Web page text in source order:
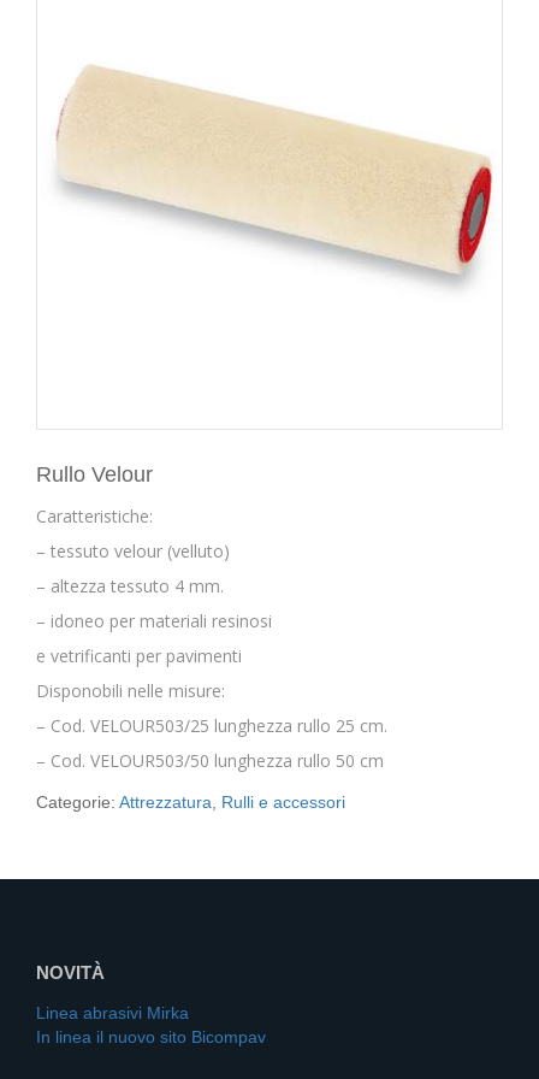
Rullo Velour
Caratteristiche:
– tessuto velour (velluto)
– altezza tessuto 4 mm.
– idoneo per materiali resinosi
e vetrificanti per pavimenti
Disponobili nelle misure:
– Cod. VELOUR503/25 lunghezza rullo 25 cm.
– Cod. VELOUR503/50 lunghezza rullo 50 cm
Categorie: Attrezzatura, Rulli e accessori
NOVITÀ
Linea abrasivi Mirka
In linea il nuovo sito Bicompav